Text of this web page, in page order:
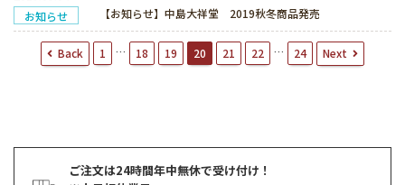
お知らせ
【お知らせ】中島大祥堂 2019秋冬商品発売
Back 1 … 18 19 20 21 22 … 24 Next
ご注文は24時間年中無休で受け付け！